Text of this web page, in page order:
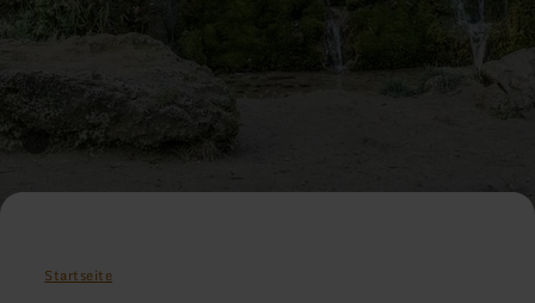
Startseite